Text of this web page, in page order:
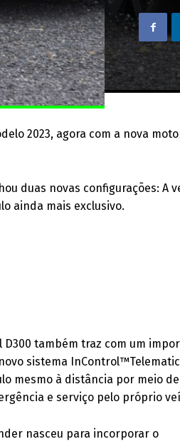
2023, agora com a nova
duas novas configurações: A
ainda mais exclusivo.
D300 também traz com um
sistema
mesmo à distância por meio
e serviço pelo próprio
nasceu para incorporar o